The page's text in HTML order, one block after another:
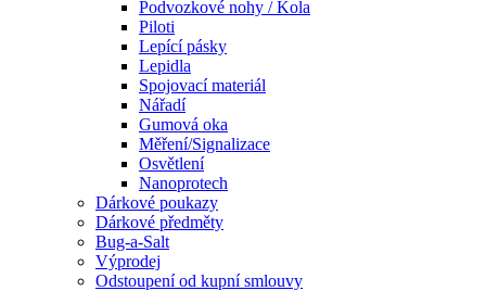
Podvozkové nohy / Kola
Piloti
Lepící pásky
Lepidla
Spojovací materiál
Nářadí
Gumová oka
Měření/Signalizace
Osvětlení
Nanoprotech
Dárkové poukazy
Dárkové předměty
Bug-a-Salt
Výprodej
Odstoupení od kupní smlouvy